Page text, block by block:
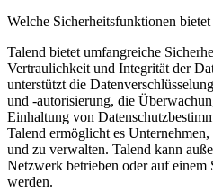
Welche Sicherheitsfunktionen bietet
Talend bietet umfangreiche
Vertraulichkeit und Integrität der
unterstützt die
und -autorisierung, die
Einhaltung von
Talend ermöglicht es
und zu verwalten. Talend kann
Netzwerk betrieben oder auf einem
werden.